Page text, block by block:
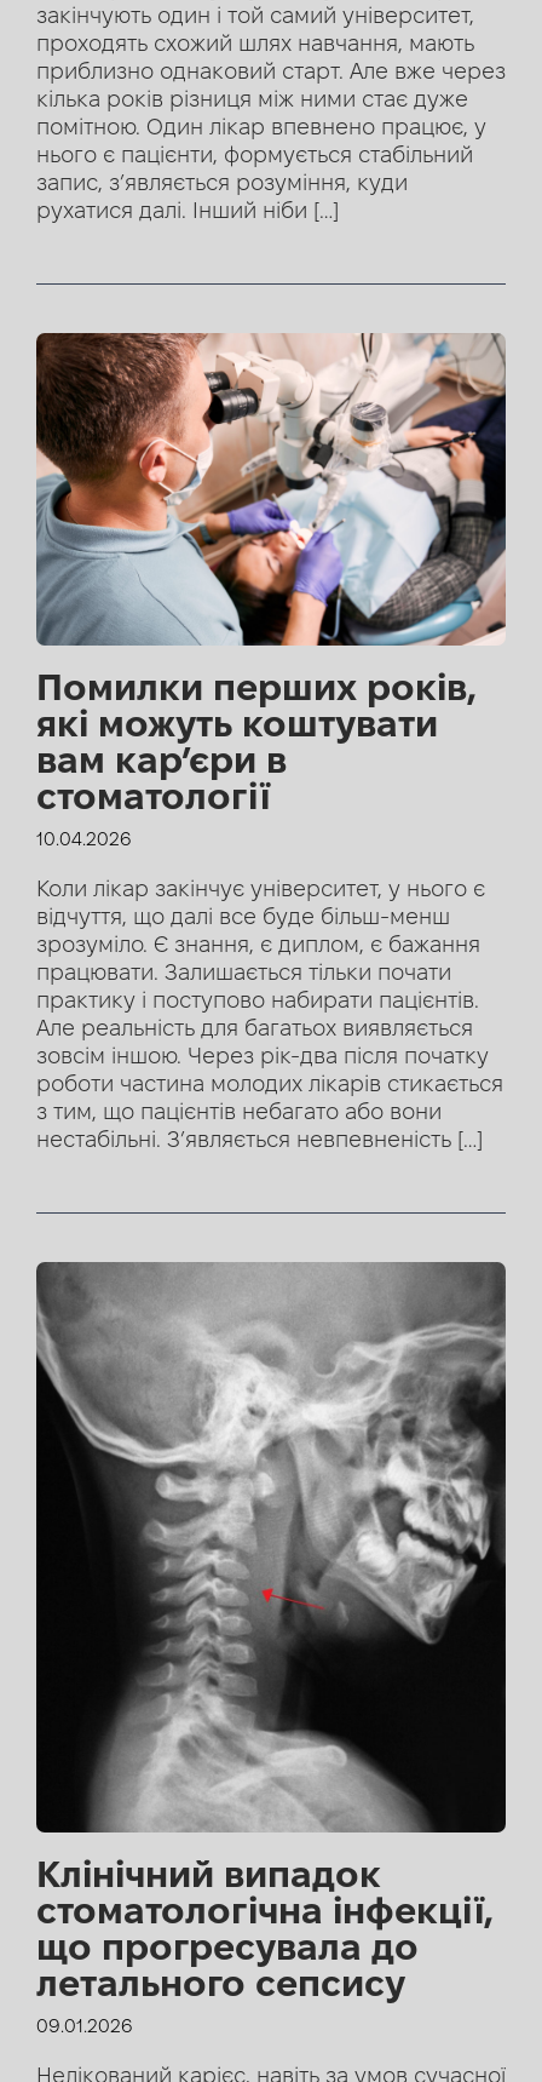
закінчують один і той самий університет,
проходять схожий шлях навчання, мають
приблизно однаковий старт. Але вже через
кілька років різниця між ними стає дуже
помітною. Один лікар впевнено працює, у
нього є пацієнти, формується стабільний
запис, з’являється розуміння, куди
рухатися далі. Інший ніби […]
Помилки перших років,
які можуть коштувати
вам кар’єри в
стоматології
10.04.2026
Коли лікар закінчує університет, у нього є
відчуття, що далі все буде більш-менш
зрозуміло. Є знання, є диплом, є бажання
працювати. Залишається тільки почати
практику і поступово набирати пацієнтів.
Але реальність для багатьох виявляється
зовсім іншою. Через рік-два після початку
роботи частина молодих лікарів стикається
з тим, що пацієнтів небагато або вони
нестабільні. З’являється невпевненість […]
Клінічний випадок
стоматологічна інфекції,
що прогресувала до
летального сепсису
09.01.2026
Нелікований карієс, навіть за умов сучасної